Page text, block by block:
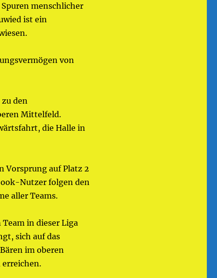
menschlicher
ist ein
von
den
Mittelfeld.
die Halle in
Vorsprung auf Platz 2
Nutzer folgen den
aller Teams.
in dieser Liga
sich auf das
im oberen